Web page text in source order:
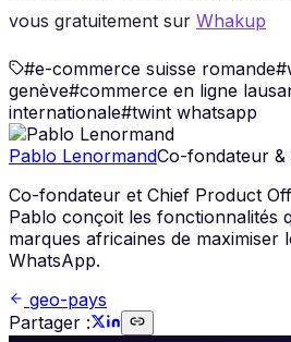
vous gratuitement sur Whakup
#e-commerce suisse romande#
genève#commerce en ligne
internationale#twint whatsapp
Pablo LenormandCo-fondateur &
Co-fondateur et Chief Product
Pablo conçoit les fonctionnalités
marques africaines de maximiser
WhatsApp.
geo-pays
Partager :